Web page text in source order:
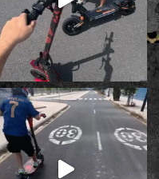
de
producto